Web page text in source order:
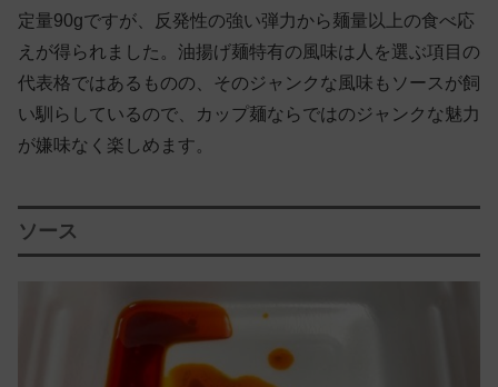
定量90gですが、反発性の強い弾力から麺量以上の食べ応
えが得られました。油揚げ麺特有の風味は人を選ぶ項目の
代表格ではあるものの、そのジャンクな風味もソースが飼
い馴らしているので、カップ麺ならではのジャンクな魅力
が嫌味なく楽しめます。
ソース